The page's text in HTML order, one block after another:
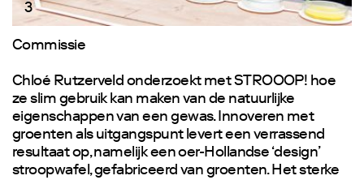
3
Commissie
Chloé Rutzerveld onderzoekt met STROOOP! hoe
ze slim gebruik kan maken van de natuurlijke
eigenschappen van een gewas. Innoveren met
groenten als uitgangspunt levert een verrassend
resultaat op, namelijk een oer-Hollandse ‘design’
stroopwafel, gefabriceerd van groenten. Het sterke